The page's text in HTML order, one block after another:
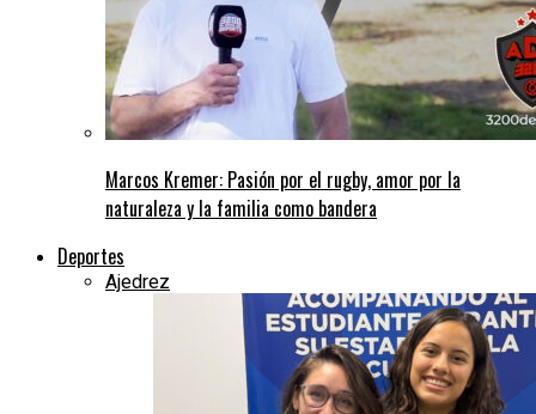
Marcos Kremer: Pasión por el rugby, amor por la
naturaleza y la familia como bandera
Deportes
Ajedrez